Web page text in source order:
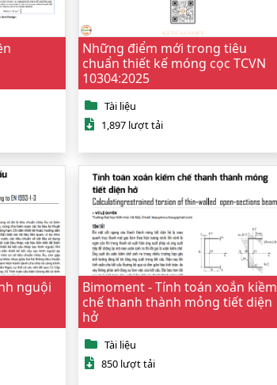
Những điểm mới trong tiêu
chuẩn thiết kế móng cọc TCVN
10304:2025
Tài liệu
1,897 lượt tải
nguội
Bimoment - Tính toán xoắn kiềm
chế thanh thành mỏng tiết diện
hở
Tài liệu
850 lượt tải